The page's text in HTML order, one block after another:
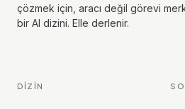
çözmek için, aracı değil görevi
bir AI dizini. Elle derlenir.
DIZIN